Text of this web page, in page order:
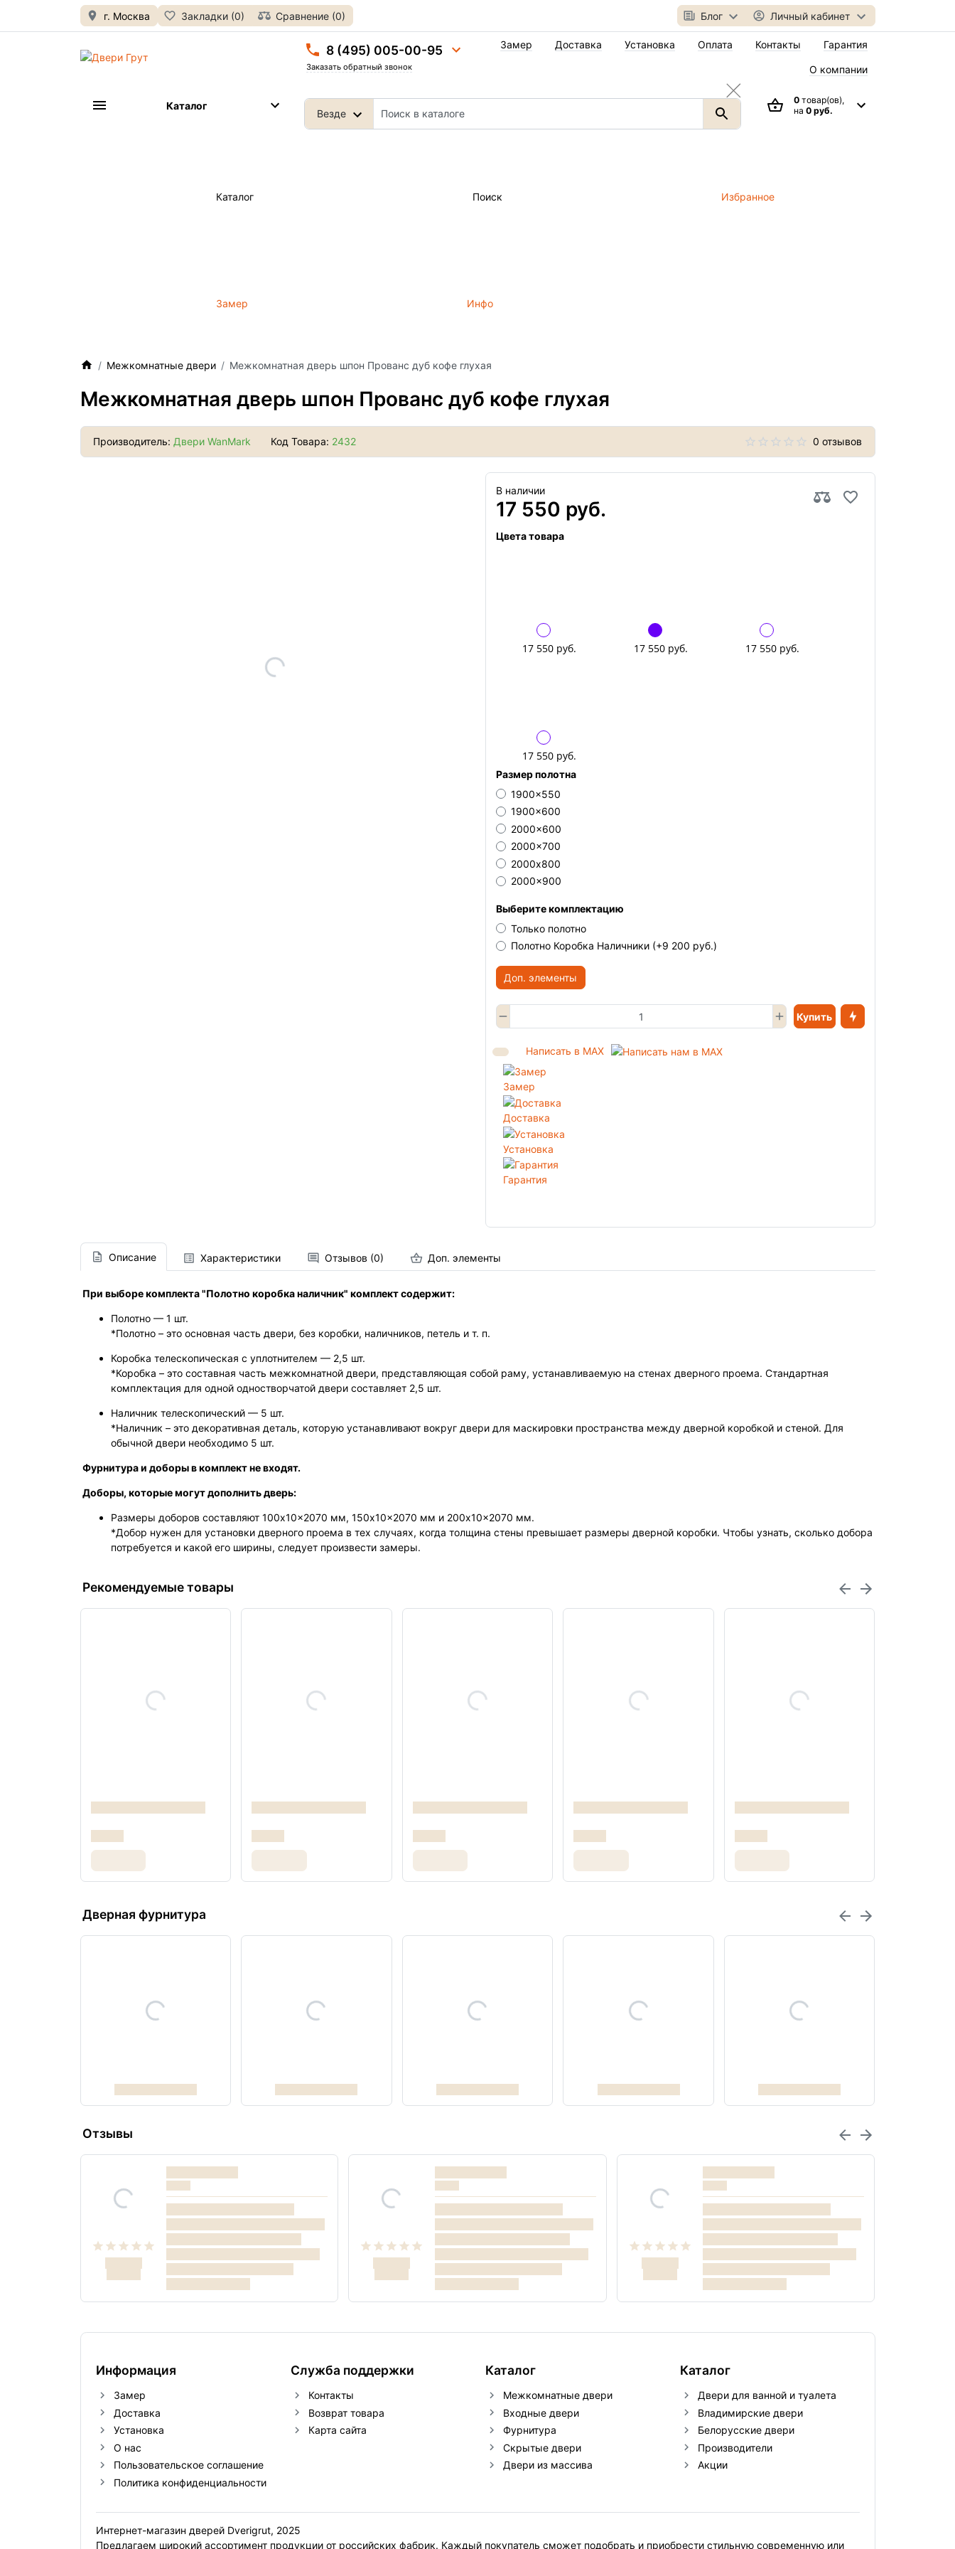
г. Москва Закладки (0) Сравнение (0) Блог Личный кабинет
8 (495) 005-00-95
Заказать обратный звонок
Везде
Замер Доставка Установка Оплата Контакты Гарантия
О компании
0товар(ов),
на 0 руб.
Каталог
Каталог Поиск Избранное
Замер Инфо
Межкомнатные двери Межкомнатная дверь шпон Прованс дуб кофе глухая
Межкомнатная дверь шпон Прованс дуб кофе глухая
Производитель: Двери WanMark Код Товара: 2432 0 отзывов
В наличии
17 550 руб.
Цвета товара
17 550 руб. 17 550 руб. 17 550 руб.
17 550 руб.
Размер полотна
1900x550
1900x600
2000x600
2000x700
2000х800
2000x900
Выберите комплектацию
Только полотно
Полотно Коробка Наличники (+9 200 руб.)
Доп. элементы
Купить
Написать в MAX
Замер
Доставка
Установка
Гарантия
Описание Характеристики Отзывов (0) Доп. элементы
При выборе комплекта "Полотно коробка наличник" комплект содержит:
Полотно — 1 шт.
*Полотно – это основная часть двери, без коробки, наличников, петель и т. п.
Коробка телескопическая с уплотнителем — 2,5 шт.
*Коробка – это составная часть межкомнатной двери, представляющая собой раму, устанавливаемую на стенах дверного проема. Стандартная
комплектация для одной одностворчатой двери составляет 2,5 шт.
Наличник телескопический — 5 шт.
*Наличник – это декоративная деталь, которую устанавливают вокруг двери для маскировки пространства между дверной коробкой и стеной. Для
обычной двери необходимо 5 шт.
Фурнитура и доборы в комплект не входят.
Доборы, которые могут дополнить дверь:
Размеры доборов составляют 100x10x2070 мм, 150x10x2070 мм и 200x10x2070 мм.
*Добор нужен для установки дверного проема в тех случаях, когда толщина стены превышает размеры дверной коробки. Чтобы узнать, сколько добора
потребуется и какой его ширины, следует произвести замеры.
Рекомендуемые товары
Дверная фурнитура
Отзывы
Информация
Замер
Доставка
Установка
О нас
Пользовательское соглашение
Политика конфиденциальности
Служба поддержки
Контакты
Возврат товара
Карта сайта
Каталог
Межкомнатные двери
Входные двери
Фурнитура
Скрытые двери
Двери из массива
Каталог
Двери для ванной и туалета
Владимирские двери
Белорусские двери
Производители
Акции
Интернет-магазин дверей Dverigrut, 2025
Предлагаем широкий ассортимент продукции от российских фабрик. Каждый покупатель сможет подобрать и приобрести стильную современную или